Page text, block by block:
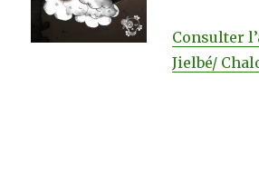
Consulter
Jielbé/